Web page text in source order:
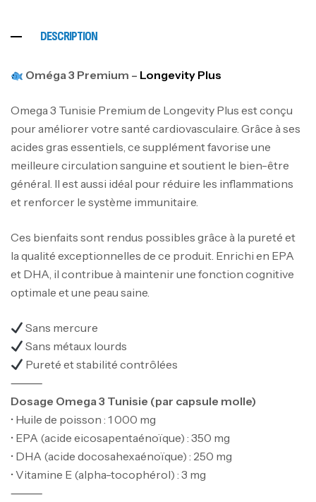
DESCRIPTION
Oméga 3 Premium – Longevity Plus
Omega 3 Tunisie Premium de Longevity Plus est conçu
pour améliorer votre santé cardiovasculaire. Grâce à ses
acides gras essentiels, ce supplément favorise une
meilleure circulation sanguine et soutient le bien-être
général. Il est aussi idéal pour réduire les inflammations
et renforcer le système immunitaire.
Ces bienfaits sont rendus possibles grâce à la pureté et
la qualité exceptionnelles de ce produit. Enrichi en EPA
et DHA, il contribue à maintenir une fonction cognitive
optimale et une peau saine.
Sans mercure
Sans métaux lourds
Pureté et stabilité contrôlées
⸻
Dosage Omega 3 Tunisie (par capsule molle)
• Huile de poisson : 1 000 mg
• EPA (acide eicosapentaénoïque) : 350 mg
• DHA (acide docosahexaénoïque) : 250 mg
• Vitamine E (alpha-tocophérol) : 3 mg
⸻